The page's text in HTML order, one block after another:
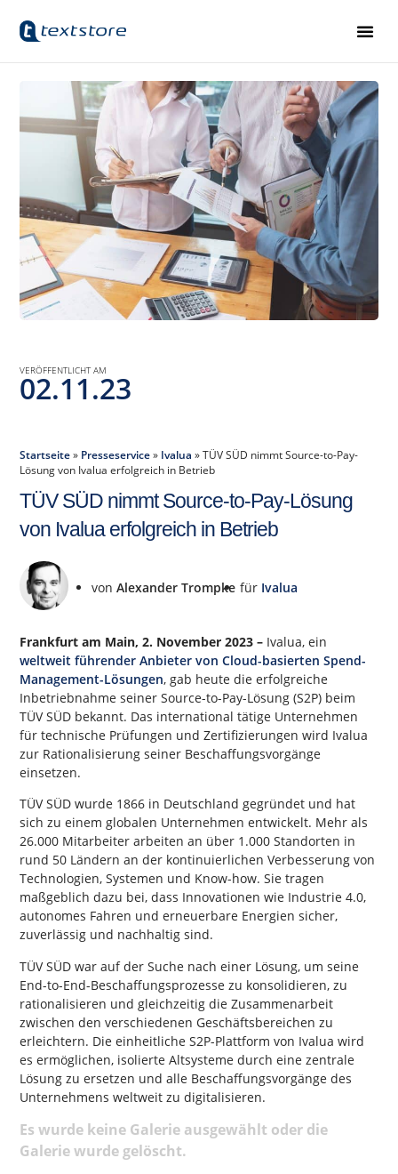
VERÖFFENTLICHT AM
02.11.23
Startseite» Presseservice» Ivalua »TÜV SÜD nimmt Source-to-Pay-
Lösung von Ivalua erfolgreich in Betrieb
TÜV SÜD nimmt Source-to-Pay-Lösung
von Ivalua erfolgreich in Betrieb
vonAlexander Trompke für Ivalua
Frankfurt am Main, 2. November 2023 – Ivalua, ein
weltweit führender Anbieter von Cloud-basierten Spend-
Management-Lösungen, gab heute die erfolgreiche
Inbetriebnahme seiner Source-to-Pay-Lösung (S2P) beim
TÜV SÜD bekannt. Das international tätige Unternehmen
für technische Prüfungen und Zertifizierungen wird Ivalua
zur Rationalisierung seiner Beschaffungsvorgänge
einsetzen.
TÜV SÜD wurde 1866 in Deutschland gegründet und hat
sich zu einem globalen Unternehmen entwickelt. Mehr als
26.000 Mitarbeiter arbeiten an über 1.000 Standorten in
rund 50 Ländern an der kontinuierlichen Verbesserung von
Technologien, Systemen und Know-how. Sie tragen
maßgeblich dazu bei, dass Innovationen wie Industrie 4.0,
autonomes Fahren und erneuerbare Energien sicher,
zuverlässig und nachhaltig sind.
TÜV SÜD war auf der Suche nach einer Lösung, um seine
End-to-End-Beschaffungsprozesse zu konsolidieren, zu
rationalisieren und gleichzeitig die Zusammenarbeit
zwischen den verschiedenen Geschäftsbereichen zu
erleichtern. Die einheitliche S2P-Plattform von Ivalua wird
es ermöglichen, isolierte Altsysteme durch eine zentrale
Lösung zu ersetzen und alle Beschaffungsvorgänge des
Unternehmens weltweit zu digitalisieren.
Es wurde keine Galerie ausgewählt oder die
Galerie wurde gelöscht.